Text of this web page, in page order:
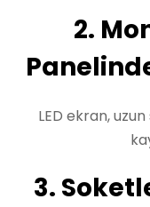
2.
LED ekran,
3.